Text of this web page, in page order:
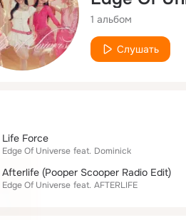
1 альбом
Слушать
Life Force
Edge Of Universe feat. Dominick
Afterlife (Pooper Scooper Radio Edit)
Edge Of Universe feat. AFTERLIFE